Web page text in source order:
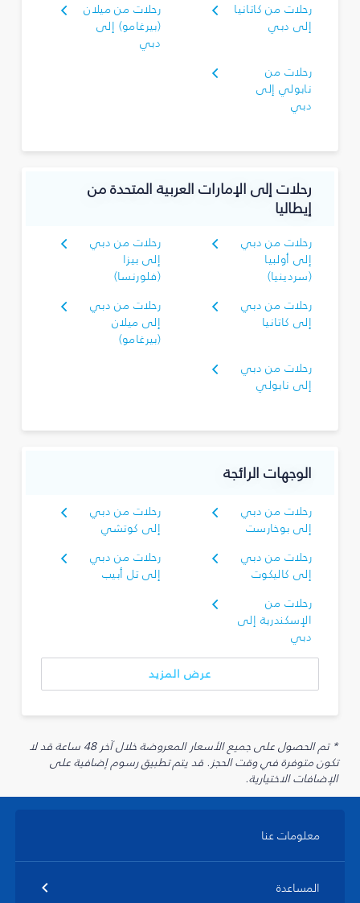
رحلات من كاتانيا
إلى دبي
رحلات من ميلان
(بيرغامو) إلى
دبي
رحلات من
نابولي إلى
دبي
رحلات إلى الإمارات العربية المتحدة من
إيطاليا
رحلات من دبي
إلى أولبيا
(سردينيا)
رحلات من دبي
إلى بيزا
(فلورنسا)
رحلات من دبي
إلى كاتانيا
رحلات من دبي
إلى ميلان
(بيرغامو)
رحلات من دبي
إلى نابولي
الوجهات الرائجة
رحلات من دبي
إلى بوخارست
رحلات من دبي
إلى كوتشي
رحلات من دبي
إلى كاليكوت
رحلات من دبي
إلى تل أبيب
رحلات من
الإسكندرية إلى
دبي
عرض المزيد
* تم الحصول على جميع الأسعار المعروضة خلال آخر 48 ساعة قد لا
تكون متوفرة في وقت الحجز. قد يتم تطبيق رسوم إضافية على
الإضافات الاختيارية.
معلومات عنا
المساعدة